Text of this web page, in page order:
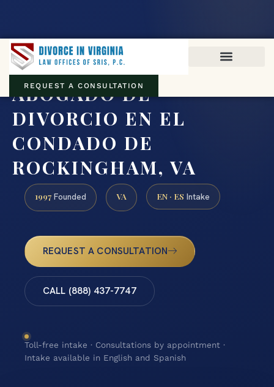
REQUEST A CONSULTATION
ABOGADO DE
DIVORCIO EN EL
CONDADO DE
ROCKINGHAM, VA
1997 Founded VA EN · ES Intake
REQUEST A CONSULTATION
CALL (888) 437-7747
Toll-free intake · Consultations by appointment ·
Intake available in English and Spanish